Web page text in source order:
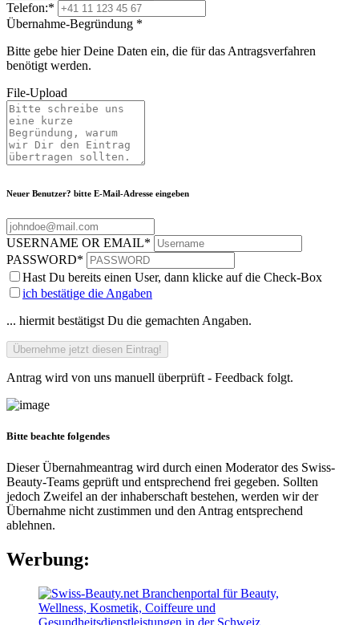
Telefon:*
Übernahme-Begründung *
Bitte gebe hier Deine Daten ein, die für das Antragsverfahren
benötigt werden.
File-Upload
Neuer Benutzer? bitte E-Mail-Adresse eingeben
USERNAME OR EMAIL*
PASSWORD*
Hast Du bereits einen User, dann klicke auf die Check-Box
ich bestätige die Angaben
... hiermit bestätigst Du die gemachten Angaben.
Antrag wird von uns manuell überprüft - Feedback folgt.
Bitte beachte folgendes
Dieser Übernahmeantrag wird durch einen Moderator des Swiss-
Beauty-Teams geprüft und entsprechend frei gegeben. Sollten
jedoch Zweifel an der inhaberschaft bestehen, werden wir der
Übernahme nicht zustimmen und den Antrag entsprechend
ablehnen.
Werbung: